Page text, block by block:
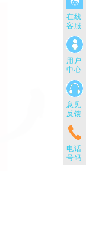
在线
客服
用户
中心
意见
反馈
电话
号码